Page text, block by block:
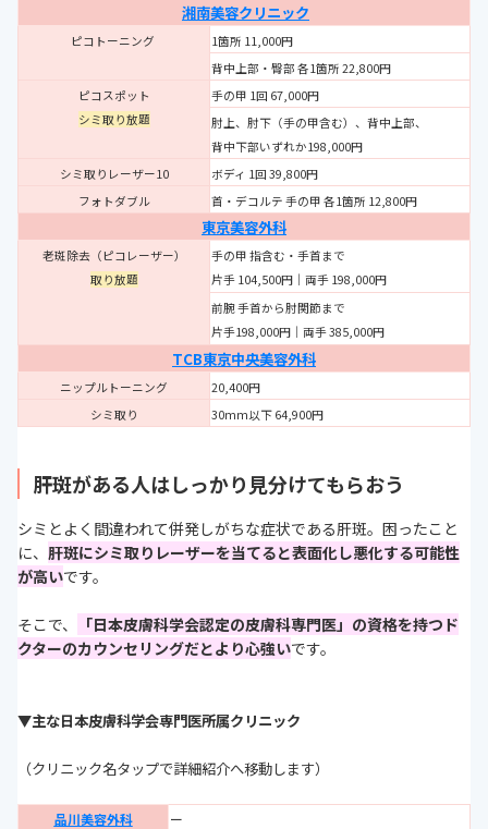
湘南美容クリニック
ピコトーニング
1箇所 11,000円
背中上部・臀部 各1箇所 22,800円
ピコスポット
シミ取り放題
手の甲 1回 67,000円
肘上、肘下（手の甲含む）、背中上部、
背中下部いずれか198,000円
シミ取りレーザー10
ボディ 1回 39,800円
フォトダブル
首・デコルテ 手の甲 各1箇所 12,800円
東京美容外科
老斑除去（ピコレーザー）
取り放題
手の甲 指含む・手首まで
片手 104,500円｜両手 198,000円
前腕 手首から肘関節まで
片手198,000円｜両手 385,000円
TCB東京中央美容外科
ニップルトーニング
20,400円
シミ取り
30mm以下 64,900円
肝斑がある人はしっかり見分けてもらおう
シミとよく間違われて併発しがちな症状である肝斑。困ったこと
に、 肝斑にシミ取りレーザーを当てると表面化し悪化する可能性
が高いです。
そこで、
「日本皮膚科学会認定の皮膚科専門医」の資格を持つド
クターのカウンセリングだとより心強いです。
▼主な日本皮膚科学会専門医所属クリニック
（クリニック名タップで詳細紹介へ移動します）
品川美容外科 ー